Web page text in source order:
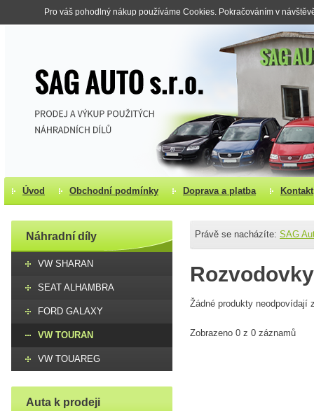
Pro váš pohodlný nákup používáme Cookies. Pokračováním v
Úvod Obchodní podmínky Doprava a platba Kontakt
Náhradní díly
VW SHARAN
SEAT ALHAMBRA
FORD GALAXY
VW TOURAN
VW TOUAREG
Auta k prodeji
Právě se nacházíte: SAG
Žádné produkty neodpovídají
Zobrazeno 0 z 0 záznamů